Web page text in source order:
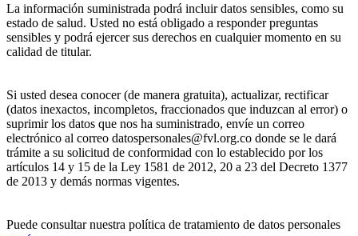
La información suministrada podrá incluir datos sensibles, como su
estado de salud. Usted no está obligado a responder preguntas
sensibles y podrá ejercer sus derechos en cualquier momento en su
calidad de titular.
Si usted desea conocer (de manera gratuita), actualizar, rectificar
(datos inexactos, incompletos, fraccionados que induzcan al error) o
suprimir los datos que nos ha suministrado, envíe un correo
electrónico al correo datospersonales@fvl.org.co donde se le dará
trámite a su solicitud de conformidad con lo establecido por los
artículos 14 y 15 de la Ley 1581 de 2012, 20 a 23 del Decreto 1377
de 2013 y demás normas vigentes.
Puede consultar nuestra política de tratamiento de datos personales